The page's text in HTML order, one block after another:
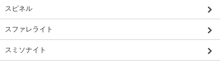
スピネル
スファレライト
スミソナイト